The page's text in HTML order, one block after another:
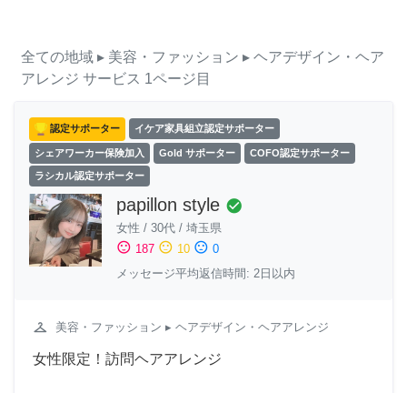
全ての地域 ▸ 美容・ファッション ▸ ヘアデザイン・ヘア
アレンジ サービス 1ページ目
認定サポーター イケア家具組立認定サポーター
シェアワーカー保険加入 Gold サポーター COFO認定サポーター
ラシカル認定サポーター
papillon style check_circle
女性 / 30代 / 埼玉県
sentiment_satisfied 187 sentiment_neutral 10 sentiment_dissatisfied 0
メッセージ平均返信時間: 2日以内
checkroom 美容・ファッション ▸ ヘアデザイン・ヘアアレンジ
女性限定！訪問ヘアアレンジ